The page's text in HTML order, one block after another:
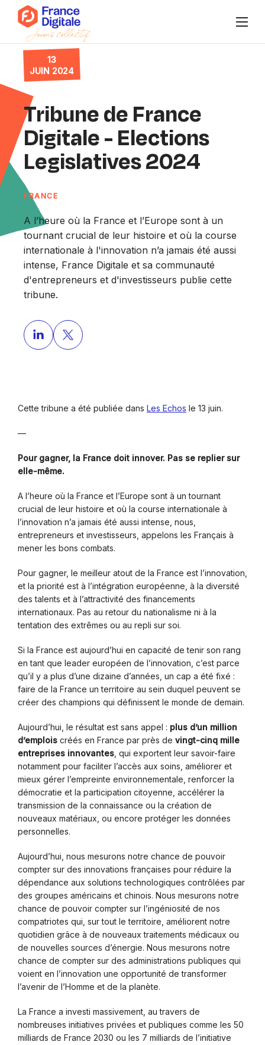
Qui sommes-nous ?
Publications
Agenda
Nos collectifs
Se connecter à Super FD
Nous rejoindre FR /EN
13
JUIN 2024
Tribune de France
Digitale - Elections
Legislatives 2024
FRANCE
A l’heure où la France et l’Europe sont à un
tournant crucial de leur histoire et où la course
internationale à l'innovation n’a jamais été aussi
intense, France Digitale et sa communauté
d'entrepreneurs et d'investisseurs publie cette
tribune.
Cette tribune a été publiée dans Les Echos le 13 juin.
—
Pour gagner, la France doit innover. Pas se replier sur
elle-même.
A l’heure où la France et l’Europe sont à un tournant
crucial de leur histoire et où la course internationale à
l’innovation n’a jamais été aussi intense, nous,
entrepreneurs et investisseurs, appelons les Français à
mener les bons combats.
Pour gagner, le meilleur atout de la France est l’innovation,
et la priorité est à l’intégration européenne, à la diversité
des talents et à l’attractivité des financements
internationaux. Pas au retour du nationalisme ni à la
tentation des extrêmes ou au repli sur soi.
Si la France est aujourd’hui en capacité de tenir son rang
en tant que leader européen de l’innovation, c’est parce
qu’il y a plus d’une dizaine d’années, un cap a été fixé :
faire de la France un territoire au sein duquel peuvent se
créer des champions qui définissent le monde de demain.
Aujourd’hui, le résultat est sans appel : plus d’un million
d’emplois créés en France par près de vingt-cinq mille
entreprises innovantes , qui exportent leur savoir-faire
notamment pour faciliter l’accès aux soins, améliorer et
mieux gérer l’empreinte environnementale, renforcer la
démocratie et la participation citoyenne, accélérer la
transmission de la connaissance ou la création de
nouveaux matériaux, ou encore protéger les données
personnelles.
Aujourd’hui, nous mesurons notre chance de pouvoir
compter sur des innovations françaises pour réduire la
dépendance aux solutions technologiques contrôlées par
des groupes américains et chinois. Nous mesurons notre
chance de pouvoir compter sur l’ingéniosité de nos
compatriotes qui, sur tout le territoire, améliorent notre
quotidien grâce à de nouveaux traitements médicaux ou
de nouvelles sources d’énergie. Nous mesurons notre
chance de compter sur des administrations publiques qui
voient en l’innovation une opportunité de transformer
l’avenir de l’Homme et de la planète.
La France a investi massivement, au travers de
nombreuses initiatives privées et publiques comme les 50
milliards de France 2030 ou les 7 milliards de l’initiative